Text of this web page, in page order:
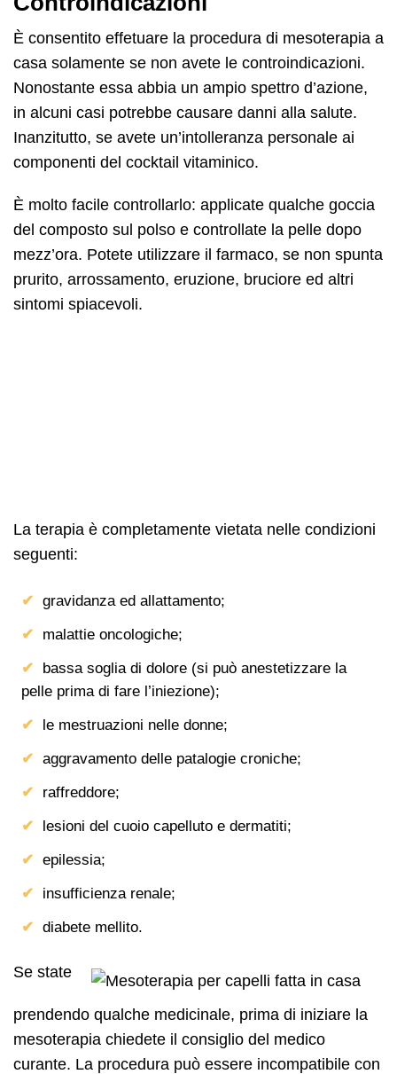
È consentito effetuare la procedura di mesoterapia a
casa solamente se non avete le controindicazioni.
Nonostante essa abbia un ampio spettro d’azione,
in alcuni casi potrebbe causare danni alla salute.
Inanzitutto, se avete un’intolleranza personale ai
componenti del cocktail vitaminico.
È molto facile controllarlo: applicate qualche goccia
del composto sul polso e controllate la pelle dopo
mezz’ora. Potete utilizzare il farmaco, se non spunta
prurito, arrossamento, eruzione, bruciore ed altri
sintomi spiacevoli.
La terapia è completamente vietata nelle condizioni
seguenti:
gravidanza ed allattamento;
malattie oncologiche;
bassa soglia di dolore (si può anestetizzare la
pelle prima di fare l’iniezione);
le mestruazioni nelle donne;
aggravamento delle patalogie croniche;
raffreddore;
lesioni del cuoio capelluto e dermatiti;
epilessia;
insufficienza renale;
diabete mellito.
Se state
prendendo qualche medicinale, prima di iniziare la
mesoterapia chiedete il consiglio del medico
curante. La procedura può essere incompatibile con